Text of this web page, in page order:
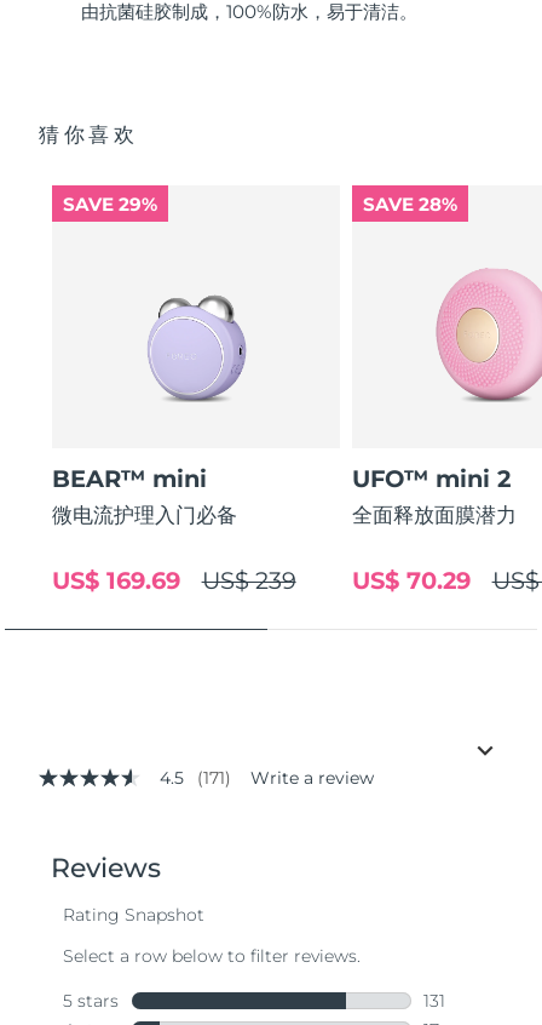
由抗菌硅胶制成，100%防水，易于清洁。
猜你喜欢
SAVE 29%
BEAR™ mini
微电流护理入门必备
US$ 239
US$ 169.69
SAVE 28%
UFO™ mini 2
全面释放面膜潜力
US$ 70.29
4.5
stars,
average
value.
171
Same
page
4.5 (171) Write a review